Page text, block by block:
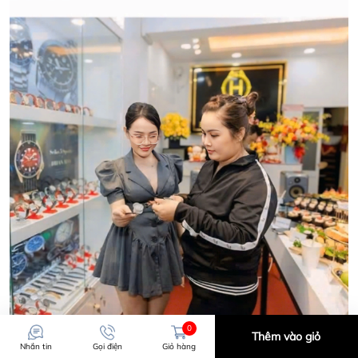
CẢM ƠN QUÝ KHÁCH ĐÃ TIN TƯỞNG VÀ ỦNG HỘ
HWATCH CHUYÊN NHẬP KHẨU và PHÂN PHỐI CÁC
LOẠI ĐỒNG HỒ CHÍNH HÃNG.
CẢM ƠN QUÝ KHÁCH ĐÃ TIN TƯỞNG VÀ ỦNG HỘ
HWATCH CHUYÊN NHẬP KHẨU và PHÂN PHỐI CÁC
LOẠI ĐỒNG HỒ CHÍNH HÃNG.
Nhắn tin Gọi điện
0
Giỏ hàng
Thêm vào giỏ